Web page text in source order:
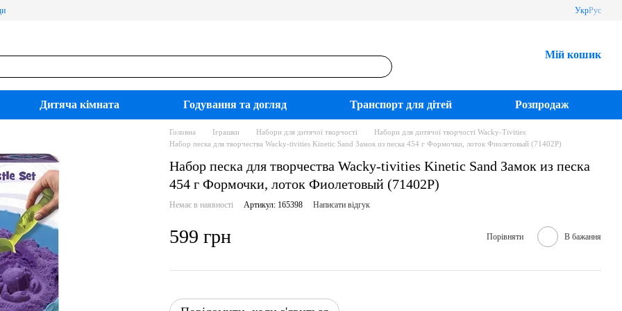
УкрРус
Мій кошик
Дитяча кімната Годування та догляд Транспорт для дітей Розпродаж
Головна Іграшки Набори для дитячої творчості
Набори для дитячої творчості Wacky-Tivities
Набор песка для творчества Wacky-tivities Kinetic Sand Замок из песка 454 г Формочки, лоток Фиолетовый (71402P)
Набор песка для творчества Wacky-tivities Kinetic Sand Замок из песка
454 г Формочки, лоток Фиолетовый (71402P)
Немає в наявності Артикул: 165398 Написати відгук
599 грн Порівняти В бажання